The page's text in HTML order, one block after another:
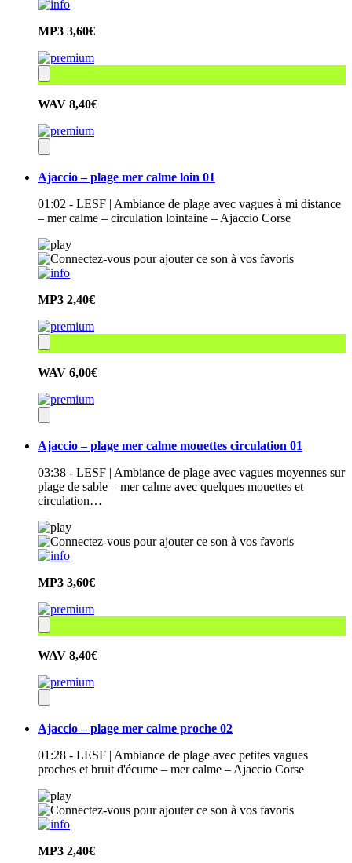
MP3 3,60€
WAV 8,40€
Ajaccio – plage mer calme loin 01
01:02 - LESF | Ambiance de plage avec vagues à mi distance
– mer calme – circulation lointaine – Ajaccio Corse
MP3 2,40€
WAV 6,00€
Ajaccio – plage mer calme mouettes circulation 01
03:38 - LESF | Ambiance de plage avec vagues moyennes sur
plage de sable – mer calme avec quelques mouettes et
circulation…
MP3 3,60€
WAV 8,40€
Ajaccio – plage mer calme proche 02
01:28 - LESF | Ambiance de plage avec petites vagues
proches et bruit d'écume – mer calme – Ajaccio Corse
MP3 2,40€